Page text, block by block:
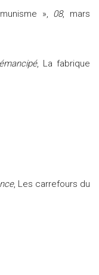
», 08, mars
, La fabrique
, Les carrefours du